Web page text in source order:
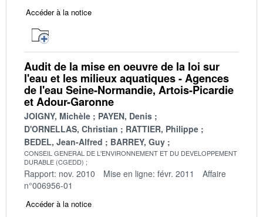
Accéder à la notice
Audit de la mise en oeuvre de la loi sur
l'eau et les milieux aquatiques - Agences
de l'eau Seine-Normandie, Artois-Picardie
et Adour-Garonne
JOIGNY, Michèle
PAYEN, Denis
D'ORNELLAS, Christian
RATTIER, Philippe
BEDEL, Jean-Alfred
BARREY, Guy
CONSEIL GENERAL DE L'ENVIRONNEMENT ET DU DEVELOPPEMENT
DURABLE (CGEDD)
Rapport: nov. 2010 Mise en ligne: févr. 2011
Affaire
n°006956-01
Accéder à la notice